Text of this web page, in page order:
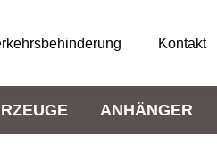
Kontakt
ANHÄNGER